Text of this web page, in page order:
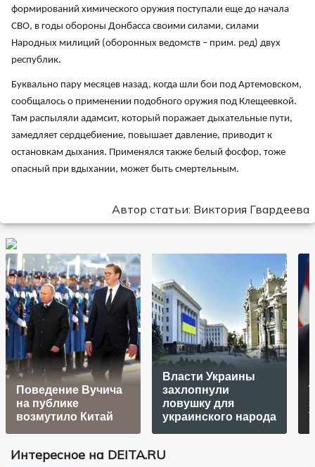
формирований химического оружия поступали еще до начала
СВО, в годы обороны Донбасса своими силами, силами
Народных милиций (оборонных ведомств – прим. ред) двух
республик.
Буквально пару месяцев назад, когда шли бои под Артемовском,
сообщалось о применении подобного оружия под Клещеевкой.
Там распыляли адамсит, который поражает дыхательные пути,
замедляет сердцебиение, повышает давление, приводит к
остановкам дыхания. Применялся также белый фосфор, тоже
опасный при вдыхании, может быть смертельным.
Автор статьи: Виктория Гвардеева
Поведение Вучича
на публике
возмутило Китай
Власти Украины
захлопнули
ловушку для
украинского народа
Интересное на DEITA.RU